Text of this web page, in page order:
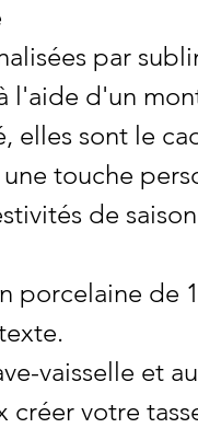
par
l'aide d'un
elles sont le
touche
de
porcelaine de
vaisselle et
créer votre